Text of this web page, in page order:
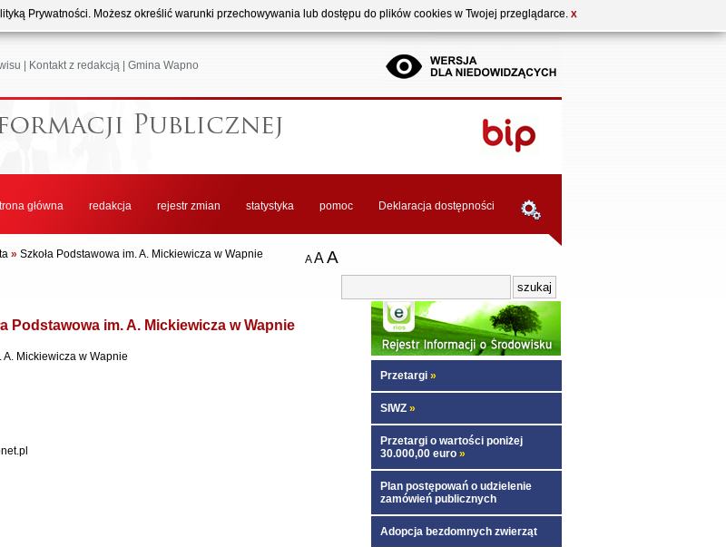
Prywatności. Możesz określić warunki przechowywania lub dostępu do plików cookies w Twojej przeglądarce. X
Kontakt z redakcją| Gmina Wapno
główna redakcja rejestr zmian statystyka pomoc Deklaracja dostępności
» Szkoła Podstawowa im. A. Mickiewicza w Wapnie A A A
Podstawowa im. A. Mickiewicza w Wapnie
A. Mickiewicza w Wapnie
Przetargi »
SIWZ »
Przetargi o wartości poniżej
30.000,00 euro »
Plan postępowań o udzielenie
zamówień publicznych
Adopcja bezdomnych zwierząt